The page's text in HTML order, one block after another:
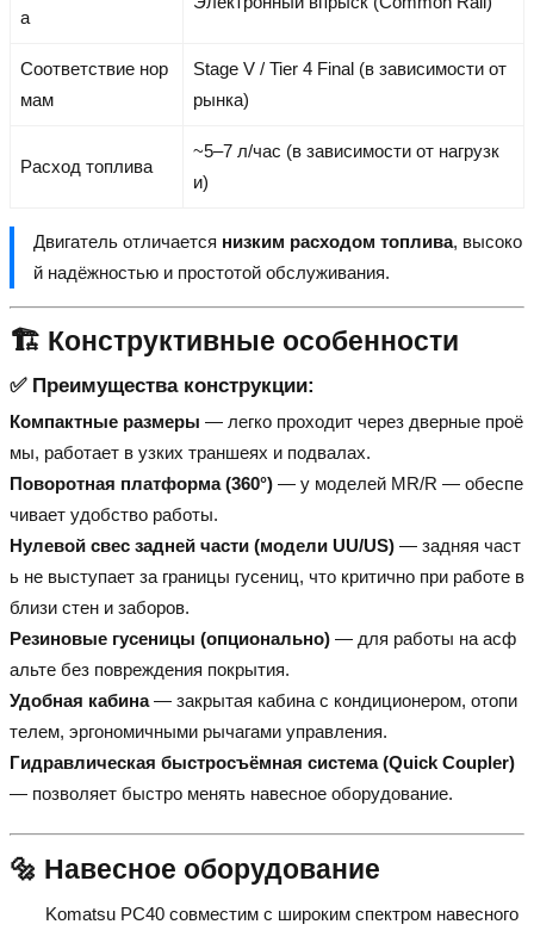
а
Соответствие нор
мам
Stage V / Tier 4 Final (в зависимости от
рынка)
Расход топлива
~5–7 л/час (в зависимости от нагрузк
и)
Двигатель отличается низким расходом топлива, высоко
й надёжностью и простотой обслуживания.
🏗️ Конструктивные особенности
✅ Преимущества конструкции:
Компактные размеры — легко проходит через дверные проё
мы, работает в узких траншеях и подвалах.
Поворотная платформа (360°) — у моделей MR/R — обеспе
чивает удобство работы.
Нулевой свес задней части (модели UU/US) — задняя част
ь не выступает за границы гусениц, что критично при работе в
близи стен и заборов.
Резиновые гусеницы (опционально) — для работы на асф
альте без повреждения покрытия.
Удобная кабина— закрытая кабина с кондиционером, отопи
телем, эргономичными рычагами управления.
Гидравлическая быстросъёмная система (Quick Coupler)
— позволяет быстро менять навесное оборудование.
🔩 Навесное оборудование
Komatsu PC40 совместим с широким спектром навесного